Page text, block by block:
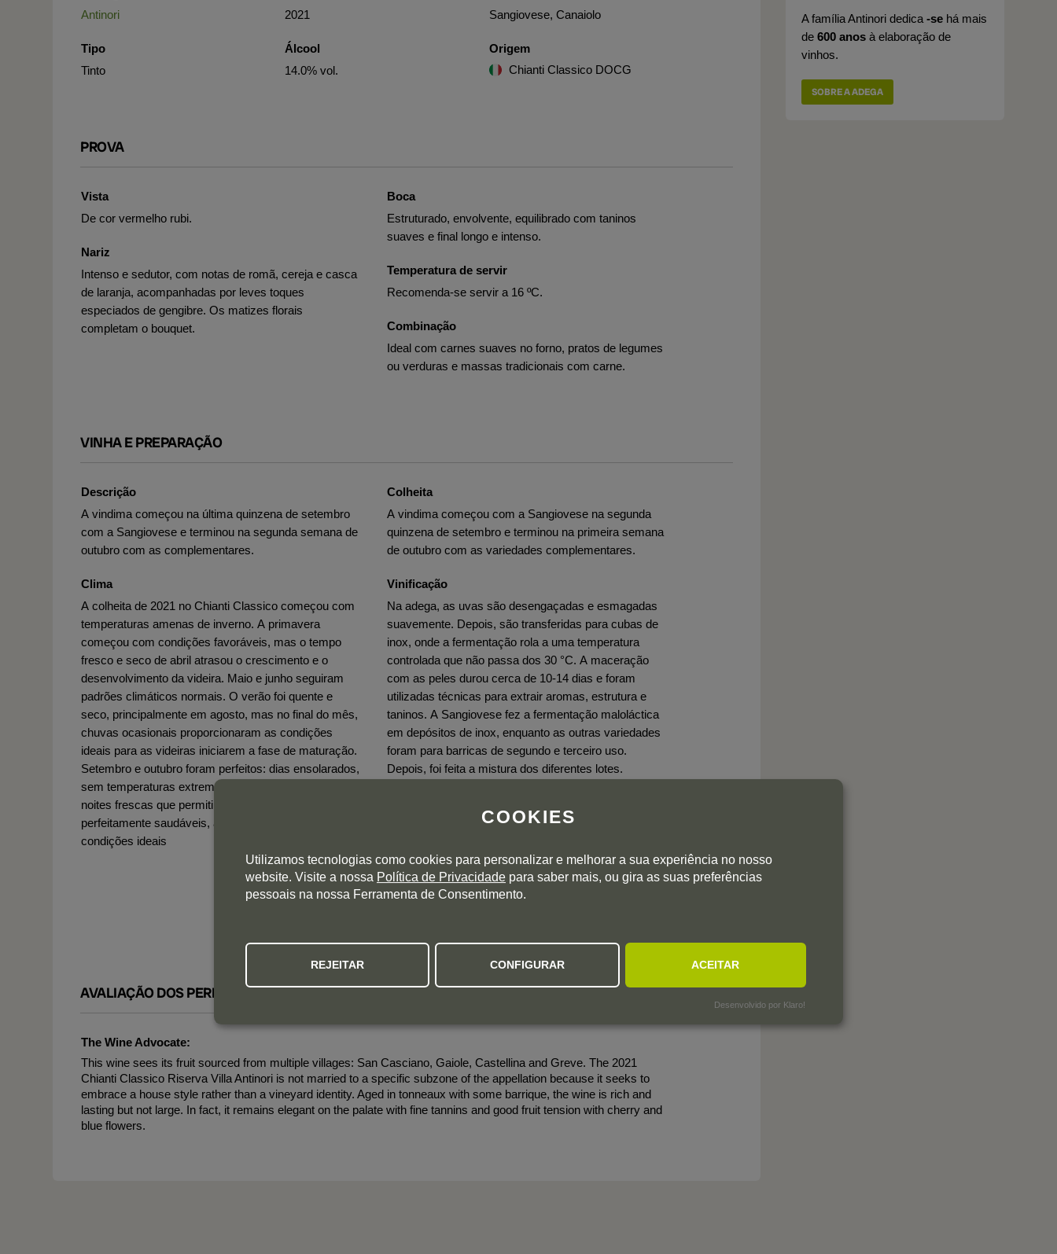
Antinori
Tipo
Tinto
2021
Álcool
14.0% vol.
Sangiovese, Canaiolo
Origem
Chianti Classico DOCG
PROVA
Vista
De cor vermelho rubi.
Nariz
Intenso e sedutor, com notas de romã, cereja e casca
de laranja, acompanhadas por leves toques
especiados de gengibre. Os matizes florais
completam o bouquet.
Boca
Estruturado, envolvente, equilibrado com taninos
suaves e final longo e intenso.
Temperatura de servir
Recomenda-se servir a 16 ºC.
Combinação
Ideal com carnes suaves no forno, pratos de legumes
ou verduras e massas tradicionais com carne.
VINHA E PREPARAÇÃO
Descrição
A vindima começou na última quinzena de setembro
com a Sangiovese e terminou na segunda semana de
outubro com as complementares.
Clima
A colheita de 2021 no Chianti Classico começou com
temperaturas amenas de inverno. A primavera
começou com condições favoráveis, mas o tempo
fresco e seco de abril atrasou o crescimento e o
desenvolvimento da videira. Maio e junho seguiram
padrões climáticos normais. O verão foi quente e
seco, principalmente em agosto, mas no final do mês,
chuvas ocasionais proporcionaram as condições
ideais para as videiras iniciarem a fase de maturação.
Setembro e outubro foram perfeitos: dias ensolarados,
sem temperaturas extremas, brisas refrescantes e
noites frescas que permitiram que as uvas,
perfeitamente saudáveis, amadurecessem em
condições ideais
Colheita
A vindima começou com a Sangiovese na segunda
quinzena de setembro e terminou na primeira semana
de outubro com as variedades complementares.
Vinificação
Na adega, as uvas são desengaçadas e esmagadas
suavemente. Depois, são transferidas para cubas de
inox, onde a fermentação rola a uma temperatura
controlada que não passa dos 30 °C. A maceração
com as peles durou cerca de 10-14 dias e foram
utilizadas técnicas para extrair aromas, estrutura e
taninos. A Sangiovese fez a fermentação maloláctica
em depósitos de inox, enquanto as outras variedades
foram para barricas de segundo e terceiro uso.
Depois, foi feita a mistura dos diferentes lotes.
O vinho passou por um estágio principalmente em
percentagem, em barricas.
Engarrafamento
AVALIAÇÃO DOS PERITOS
The Wine Advocate:
This wine sees its fruit sourced from multiple villages: San Casciano, Gaiole, Castellina and Greve. The 2021
Chianti Classico Riserva Villa Antinori is not married to a specific subzone of the appellation because it seeks to
embrace a house style rather than a vineyard identity. Aged in tonneaux with some barrique, the wine is rich and
lasting but not large. In fact, it remains elegant on the palate with fine tannins and good fruit tension with cherry and
blue flowers.
A família Antinori dedica -se há mais
de 600 anos à elaboração de
vinhos.
SOBRE A ADEGA
COOKIES
Utilizamos tecnologias como cookies para personalizar e melhorar a sua experiência no nosso
website. Visite a nossa Política de Privacidade para saber mais, ou gira as suas preferências
pessoais na nossa Ferramenta de Consentimento.
REJEITAR CONFIGURAR ACEITAR
Desenvolvido por Klaro!